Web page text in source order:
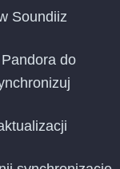
Soundiiz
do